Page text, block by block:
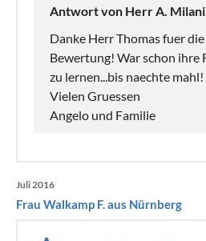
Antwort von Herr A.
Danke Herr Thomas fuer
Bewertung! War schon ihre
zu lernen...bis naechte mahl!
Vielen Gruessen
Angelo und Familie
Juli 2016
Frau Walkamp F. aus Nürnberg